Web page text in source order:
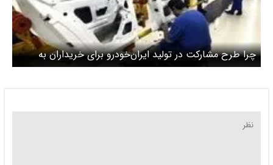
چرا طرح مشارکت در تولید ایران‌خودرو برای خریداران به
صرفه است؟